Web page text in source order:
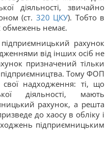
діяльності, звичайно
(ст. 320 ЦКУ). Тобто в
обмежень немає.
рахунок
від інших осіб не
призначений тільки
підприємництва. Тому ФОП
свої надходження: ті, що
діяльності, мають
рахунок, а решта
до хаосу в обліку і
підприємницьким